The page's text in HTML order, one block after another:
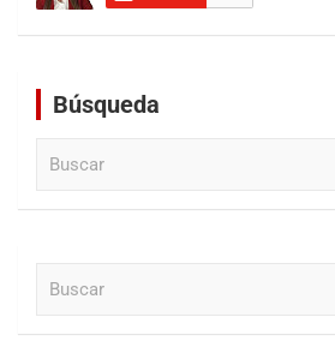
Búsqueda